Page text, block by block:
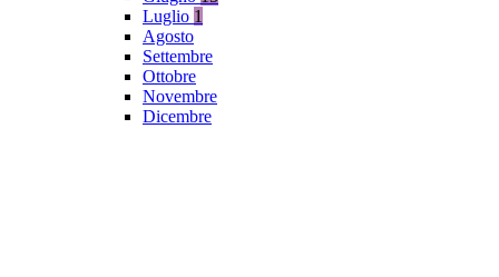
Luglio 1
Agosto
Settembre
Ottobre
Novembre
Dicembre